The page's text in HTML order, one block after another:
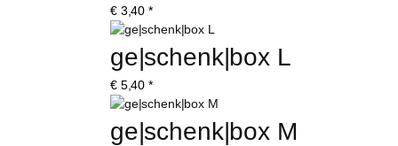
€ 3,40 *
ge|schenk|box L
€ 5,40 *
ge|schenk|box M